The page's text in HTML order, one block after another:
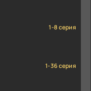
1-8 серия
1-36 серия